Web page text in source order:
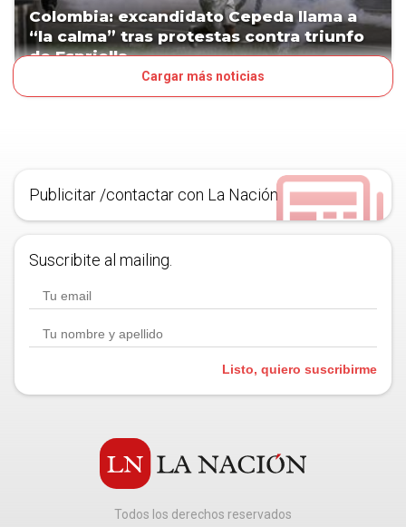
Colombia: excandidato Cepeda llama a
“la calma” tras protestas contra triunfo
de Espriella
Cargar más noticias
Publicitar /contactar con La Nación
Suscribite al mailing.
Listo, quiero suscribirme
Todos los derechos reservados